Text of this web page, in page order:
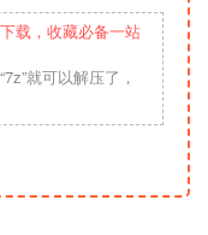
载，收藏必备一站
就可以解压了，